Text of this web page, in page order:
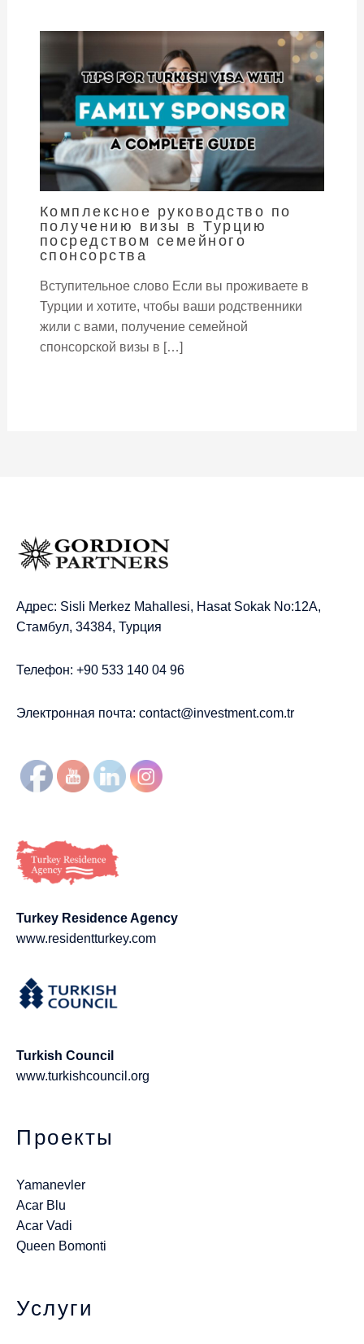
Комплексное руководство по
получению визы в Турцию
посредством семейного
спонсорства
Вступительное слово Если вы проживаете в
Турции и хотите, чтобы ваши родственники
жили с вами, получение семейной
спонсорской визы в […]
Адрес: Sisli Merkez Mahallesi, Hasat Sokak No:12A,
Стамбул, 34384, Турция
Телефон: +90 533 140 04 96
Электронная почта: contact@investment.com.tr
Turkey Residence Agency
www.residentturkey.com
Turkish Council
www.turkishcouncil.org
Проекты
Yamanevler
Acar Blu
Acar Vadi
Queen Bomonti
Услуги